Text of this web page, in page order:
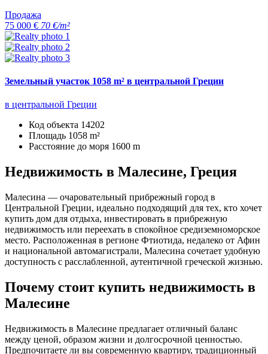
Продажа
75 000 € 70 €/m²
Земельный участок 1058 m² в центральной Греции
в центральной Греции
Код объекта 14202
Площадь 1058 m²
Расстояние до моря 1600 m
Недвижимость в Малесине, Греция
Малеcина — очаровательный прибрежный город в
Центральной Греции, идеально подходящий для тех, кто хочет
купить дом для отдыха, инвестировать в прибрежную
недвижимость или переехать в спокойное средиземноморское
место. Расположенная в регионе Фтиотида, недалеко от Афин
и национальной автомагистрали, Малеcина сочетает удобную
доступность с расслабленной, аутентичной греческой жизнью.
Почему стоит купить недвижимость в
Малесине
Недвижимость в Малеcине предлагает отличный баланс
между ценой, образом жизни и долгосрочной ценностью.
Предпочитаете ли вы современную квартиру, традиционный